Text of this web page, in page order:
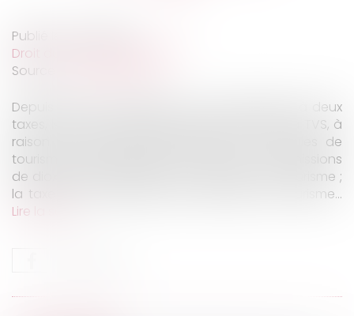
Publié le :
Droit du travail - Employeurs
Source :
Depuis 2022, les entreprises sont imposables à deux
taxes, les deux anciennes composantes de la TVS, à
raison des voitures particulières (ou véhicules de
tourisme) qu'elles utilisent : la taxe sur les émissions
de dioxyde de carbonne des véhicules de tourisme ;
la taxe sur l'ancienneté des véhicules de tourisme...
Lire la suite